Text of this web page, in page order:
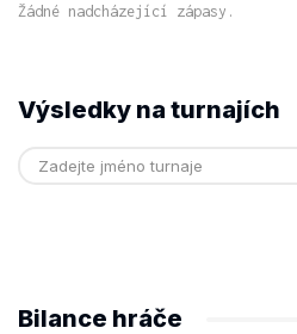
Žádné nadcházející zápasy.
Výsledky na turnajích
Bilance hráče